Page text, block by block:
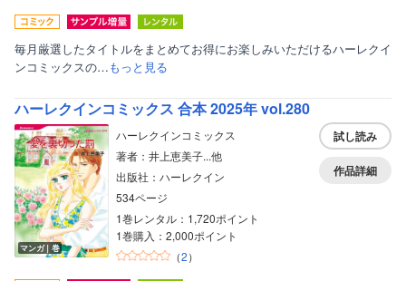
毎月厳選したタイトルをまとめてお得にお楽しみいただけるハーレクイ
ンコミックスの…もっと見る
ハーレクインコミックス 合本 2025年 vol.280
マンガ｜巻
ハーレクインコミックス
著者：井上恵美子...他
出版社：ハーレクイン
534ページ
1巻レンタル：1,720ポイント
1巻購入：2,000ポイント
（2）
試し読み
作品詳細